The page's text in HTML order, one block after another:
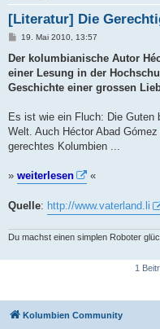
[Literatur] Die
B
i
r
a
19. Mai 2010, 13:57
Der kolumbianische Autor
einer Lesung in der
Geschichte einer grossen
Es ist wie ein Fluch: Die Guten
Welt. Auch Héctor Abad
gerechtes Kolumbien ...
» weiterlesen «
Quelle: http://www.vaterland.li
Du machst einen simplen Roboter
1
Kolumbien Community